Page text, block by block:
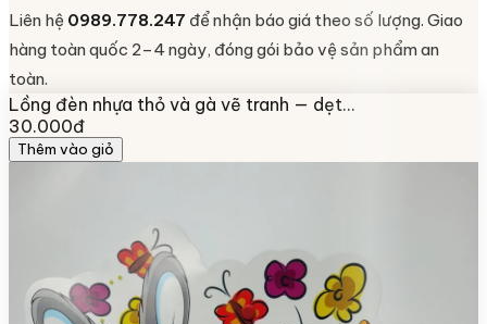
Liên hệ 0989.778.247 để nhận báo giá theo số lượng. Giao
hàng toàn quốc 2–4 ngày, đóng gói bảo vệ sản phẩm an
toàn.
Lồng đèn nhựa thỏ và gà vẽ tranh — dẹt…
30.000đ
Thêm vào giỏ